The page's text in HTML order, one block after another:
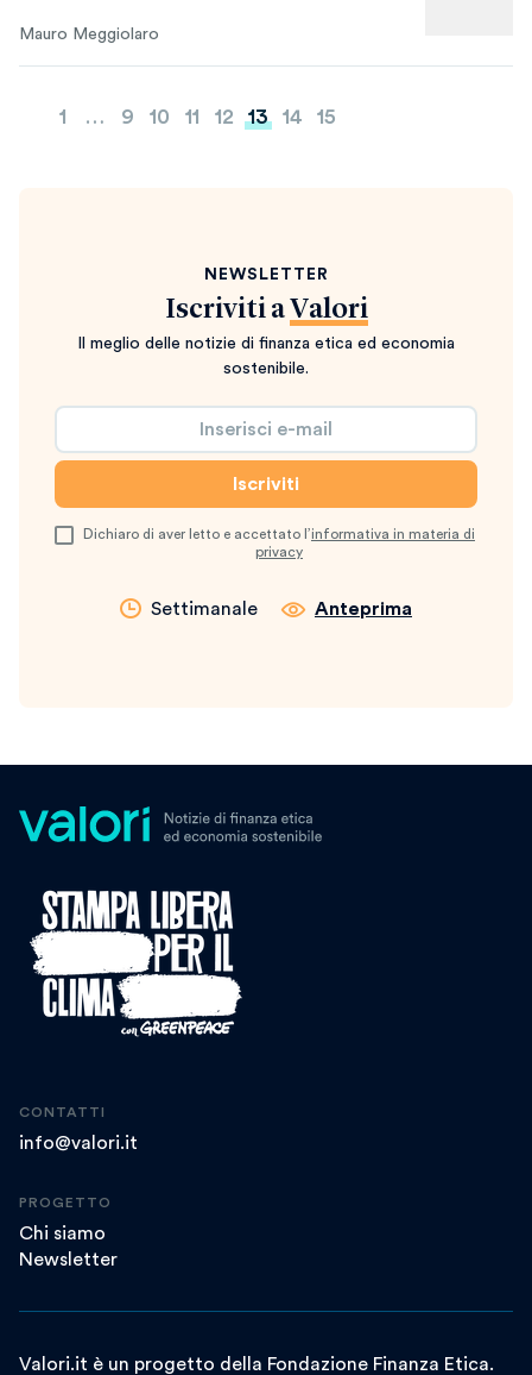
Mauro Meggiolaro
Paginazione
1 … 9 10 11 12 13 14 15
NEWSLETTER
Iscriviti a Valori
Il meglio delle notizie di finanza etica ed economia
sostenibile.
Dichiaro di aver letto e accettato l’informativa in materia di
privacy
Settimanale Anteprima
CONTATTI
info@valori.it
PROGETTO
Chi siamo
Newsletter
Valori.it è un progetto della Fondazione Finanza Etica.